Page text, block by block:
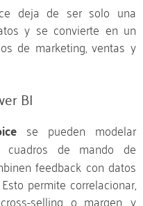
deja de ser solo una
y se convierte en un
de marketing, ventas y
BI
se pueden modelar
cuadros de mando de
feedback con datos
permite correlacionar,
selling o margen, y